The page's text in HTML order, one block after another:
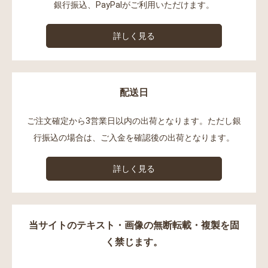
銀行振込、PayPalがご利用いただけます。
詳しく見る
配送日
ご注文確定から3営業日以内の出荷となります。ただし銀
行振込の場合は、ご入金を確認後の出荷となります。
詳しく見る
当サイトのテキスト・画像の無断転載・複製を固
く禁じます。